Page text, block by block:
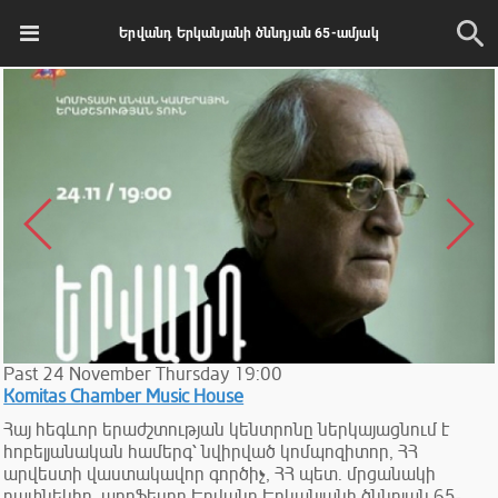
Երվանդ Երկանյանի ծննդյան 65-ամյակ
Past 24 November Thursday 19:00
Komitas Chamber Music House
Հայ հեգևոր երաժշտության կենտրոնը ներկայացնում է
հոբելյանական համերգ՝ նվիրված կոմպոզիտոր, ՀՀ
արվեստի վաստակավոր գործիչ, ՀՀ պետ. մրցանակի